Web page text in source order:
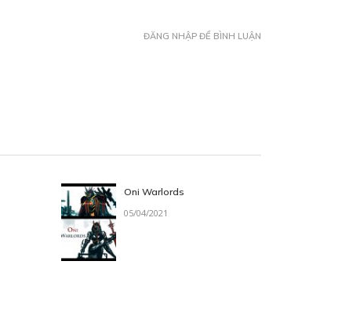
ĐĂNG NHẬP ĐỂ BÌNH LUẬN
Oni Warlords
05/04/2021